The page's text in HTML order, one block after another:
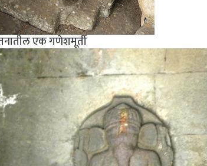
एक गणेशमूर्ती